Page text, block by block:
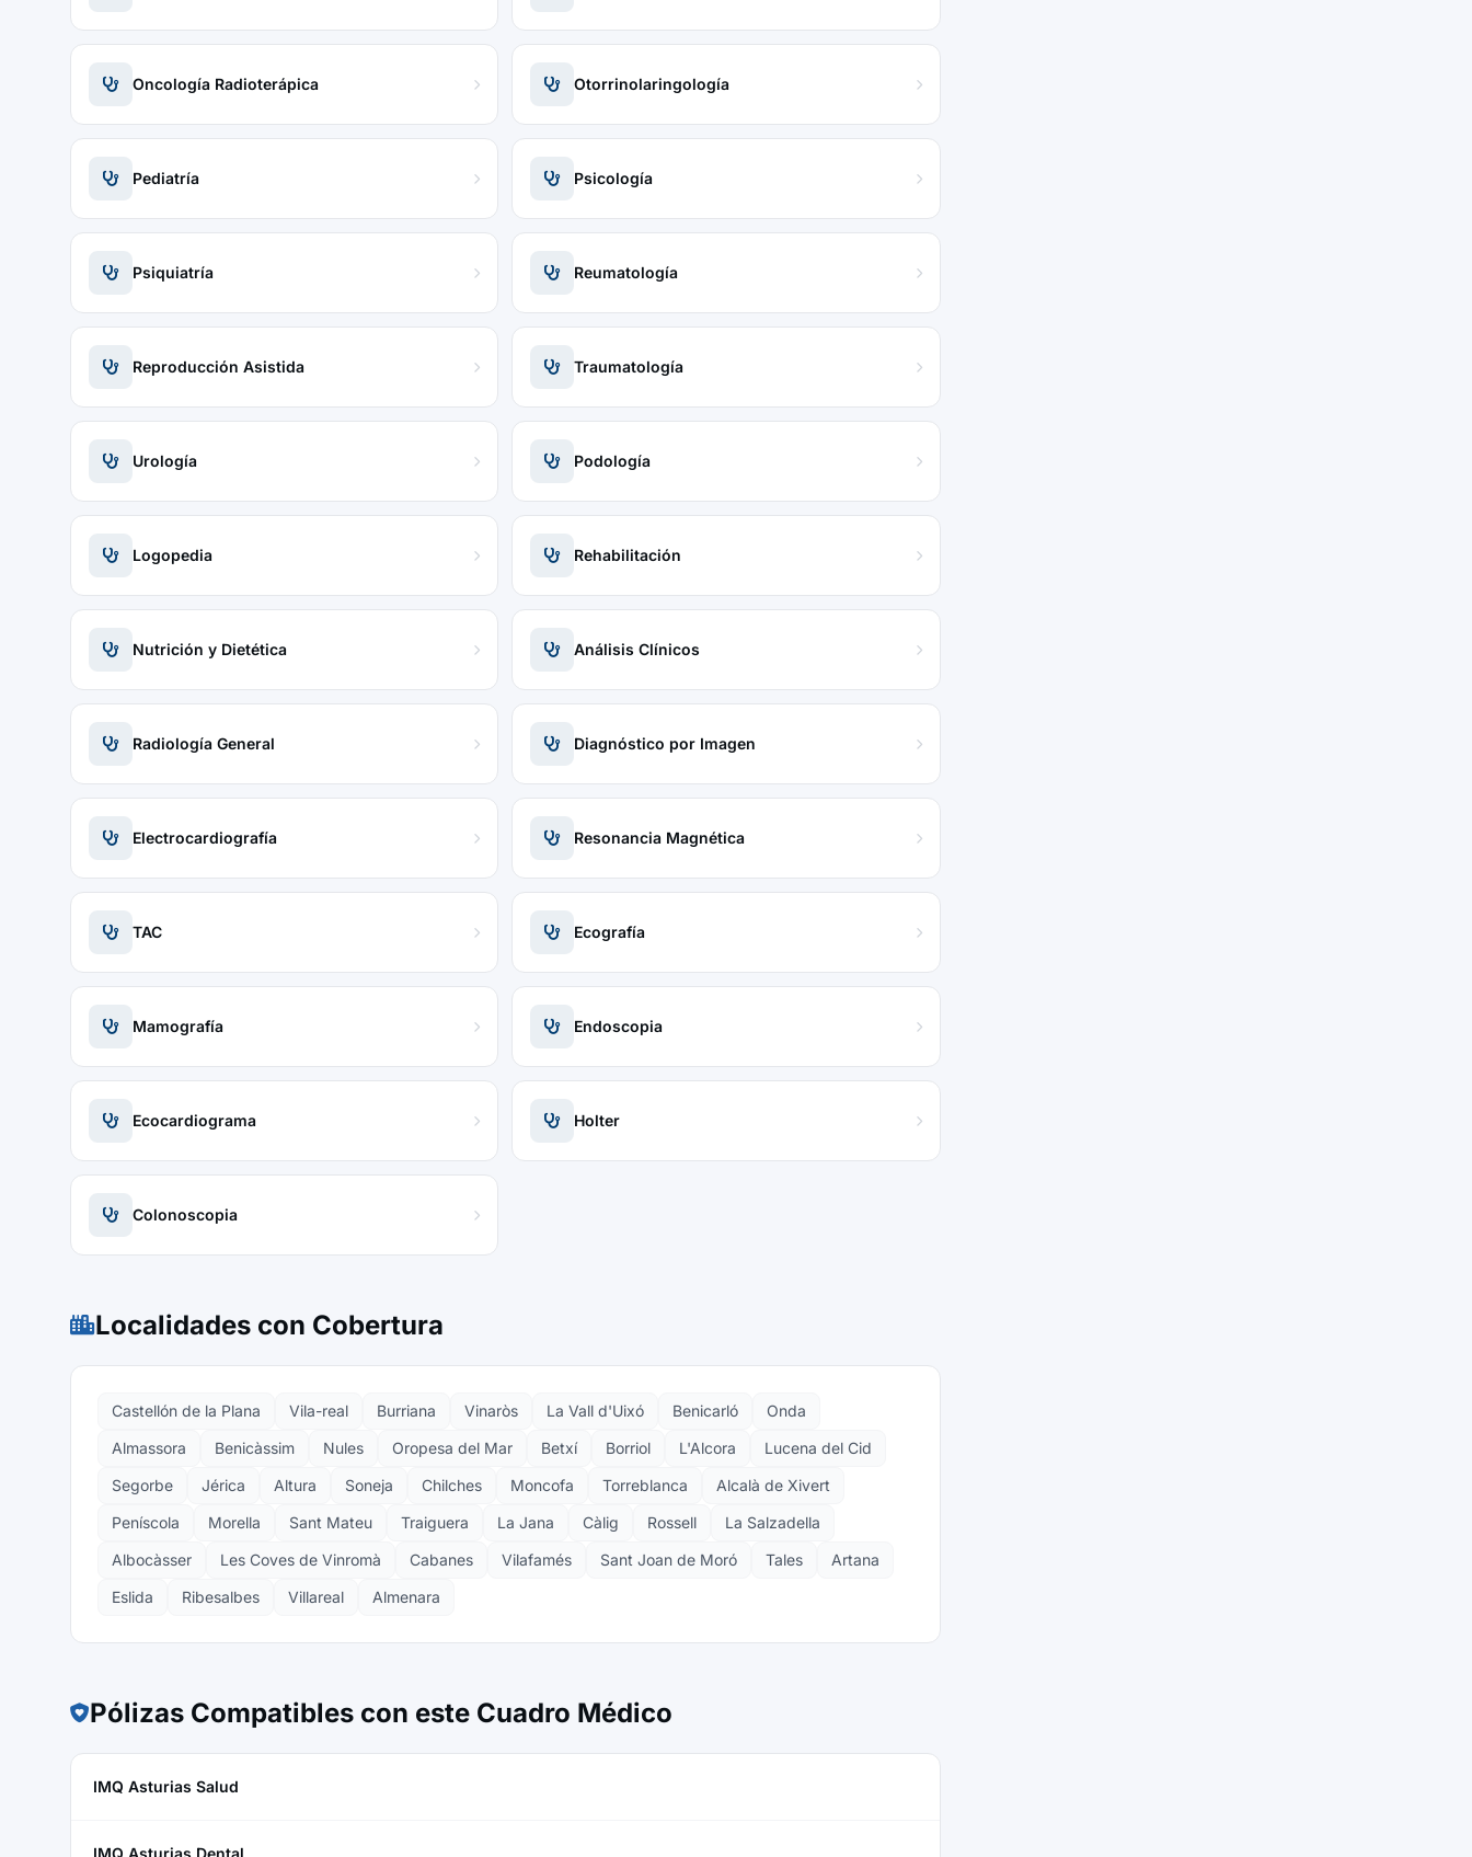
Oncología Radioterápica Otorrinolaringología
Pediatría Psicología
Psiquiatría Reumatología
Reproducción Asistida Traumatología
Urología Podología
Logopedia Rehabilitación
Nutrición y Dietética Análisis Clínicos
Radiología General Diagnóstico por Imagen
Electrocardiografía Resonancia Magnética
TAC Ecografía
Mamografía Endoscopia
Ecocardiograma Holter
Colonoscopia
Localidades con Cobertura
Castellón de la Plana Vila-real Burriana Vinaròs La Vall d'Uixó Benicarló
Onda
Almassora
Benicàssim Nules Oropesa del Mar Betxí Borriol L'Alcora
Lucena del Cid
Segorbe
Jérica Altura Soneja Chilches Moncofa Torreblanca
Alcalà de Xivert
Peníscola
Morella Sant Mateu Traiguera La Jana Càlig Rossell
La Salzadella
Albocàsser
Les Coves de Vinromà Cabanes Vilafamés Sant Joan de Moró Tales
Artana
Eslida
Ribesalbes Villareal Almenara
Pólizas Compatibles con este Cuadro Médico
IMQ Asturias Salud
IMQ Asturias Dental